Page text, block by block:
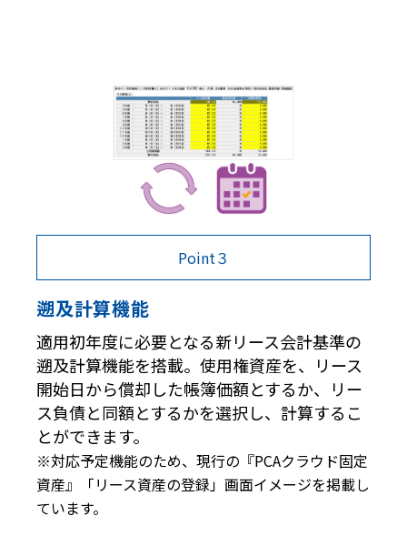
Point３
遡及計算機能
適用初年度に必要となる新リース会計基準の
遡及計算機能を搭載。使用権資産を、リース
開始日から償却した帳簿価額とするか、リー
ス負債と同額とするかを選択し、計算するこ
とができます。
※対応予定機能のため、現行の『PCAクラウド固定
資産』「リース資産の登録」画面イメージを掲載し
ています。